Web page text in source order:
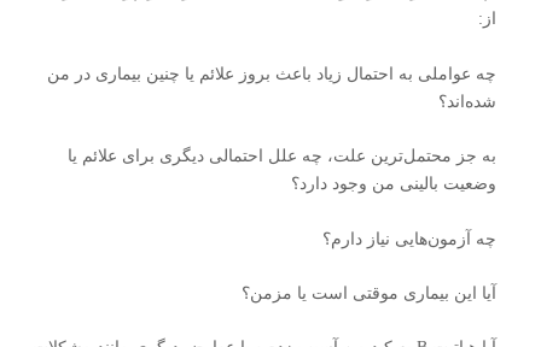
از:
چه عواملی به احتمال زیاد باعث بروز علائم یا چنین بیماری در من
شده‌اند؟
به جز محتمل‌ترین علت، چه علل احتمالی دیگری برای علائم یا
وضعیت بالینی من وجود دارد؟
چه آزمون‌هایی نیاز دارم؟
آیا این بیماری موقتی است یا مزمن؟